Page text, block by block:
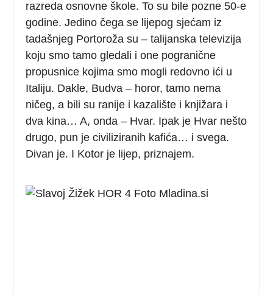
razreda osnovne škole. To su bile pozne 50-e
godine. Jedino čega se lijepog sjećam iz
tadašnjeg Portoroža su – talijanska televizija
koju smo tamo gledali i one pogranične
propusnice kojima smo mogli redovno ići u
Italiju. Dakle, Budva – horor, tamo nema
ničeg, a bili su ranije i kazalište i knjižara i
dva kina… A, onda – Hvar. Ipak je Hvar nešto
drugo, pun je civiliziranih kafića… i svega.
Divan je. I Kotor je lijep, priznajem.